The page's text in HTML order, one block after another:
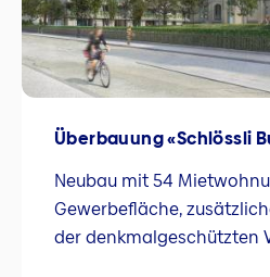
Überbauung «Schlössli
Neubau mit 54
Gewerbefläche,
der denkmalgeschützten